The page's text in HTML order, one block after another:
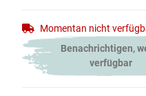
Momentan nicht
Benachrichtigen,
verfügbar